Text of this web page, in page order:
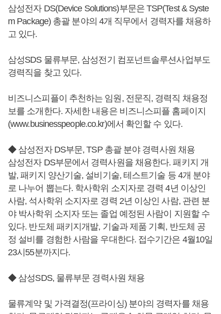
삼성전자 DS(Device Solutions)부문은 TSP(Test & Syste
m Package) 총괄 분야의 4개 직무에서 경력자를 채용하
고 있다.
삼성SDS 물류부문, 삼성전기 컴포넌트솔루션사업부도
경력직을 찾고 있다.
비즈니스피플이 추천하는 임원, 전문직, 경력직 채용정
보를 소개한다. 자세한 내용은 비즈니스피플 홈페이지
(www.businesspeople.co.kr)에서 확인할 수 있다.
◆ 삼성전자 DS부문, TSP 총괄 분야 경력사원 채용
삼성전자 DS부문에서 경력사원을 채용한다. 패키지 개
발, 패키지 양산기술, 설비기술, 테스트기술 등 4개 분야
로 나누어 뽑는다. 학사학위 소지자로 경력 4년 이상인
사람, 석사학위 소지자로 경력 2년 이상인 사람, 관련 분
야 박사학위 소지자 또는 졸업 예정된 사람이 지원할 수
있다. 반도체 패키지개발, 기술과 제품 기획, 반도체 공
정 설비를 경험한 사람을 우대한다. 접수기간은 4월10일
23시55분까지다.
◆ 삼성SDS, 물류부문 경력사원 채용
물류계약 및 가격결정(프라이싱) 분야의 경력자를 채용